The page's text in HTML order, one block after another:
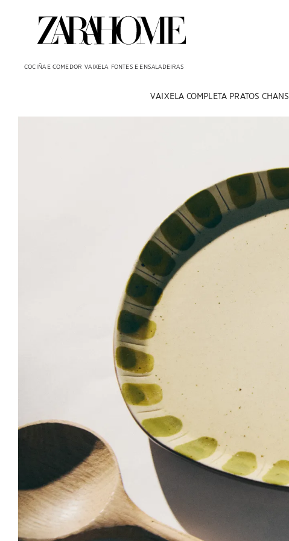
COCIÑA E COMEDOR VAIXELA FONTES E ENSALADEIRAS
VAIXELA COMPLETA PRATOS CHANS